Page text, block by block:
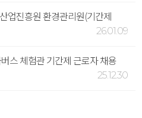
업진흥원 환경관리원(기간제
26.01.09
스 체험관 기간제 근로자 채용
25.12.30